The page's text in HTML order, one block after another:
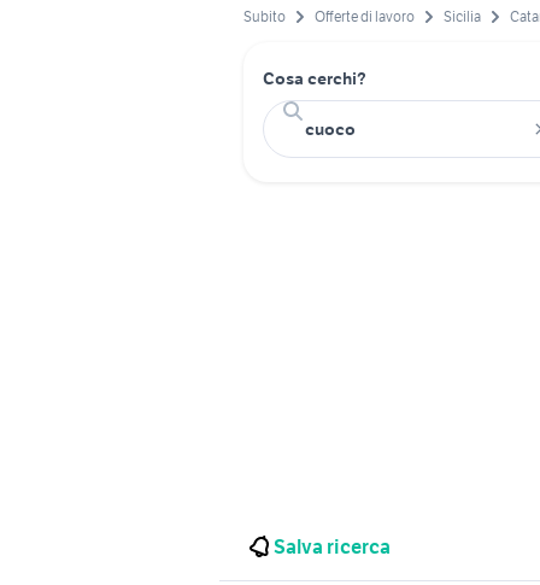
Subito Offerte di lavoro Sicilia
Cosa cerchi?
Salva ricerca